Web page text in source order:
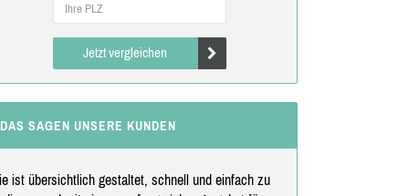
Jetzt vergleichen
DAS SAGEN UNSERE KUNDEN
ist übersichtlich gestaltet, schnell und einfach zu